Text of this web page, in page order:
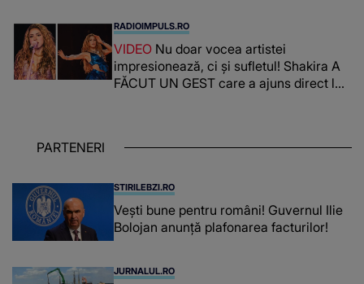
CREDEA CĂ VA VEDEA AȘA CEVA: "Fix
în fața unui..."
RADIOIMPULS.RO
VIDEO Nu doar vocea artistei
impresionează, ci și sufletul! Shakira A
FĂCUT UN GEST care a ajuns direct la
așteptând oportunitatea
PARTENERI
STIRILEBZI.RO
Vești bune pentru români! Guvernul Ilie
Bolojan anunță plafonarea facturilor!
JURNALUL.RO